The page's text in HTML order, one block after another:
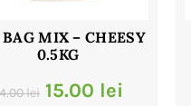
BAG MIX – CHEESY
0.5KG
lei Prețul
15.00 lei